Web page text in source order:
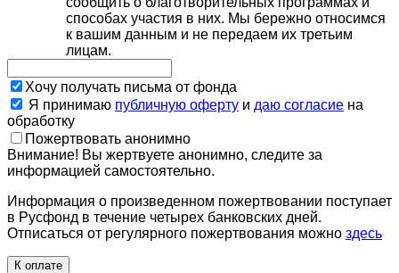
способах участия в них. Мы бережно относимся
к вашим данным и не передаем их третьим
лицам.
Хочу получать письма от фонда
Я принимаю публичную оферту и даю согласие на
обработку
Пожертвовать анонимно
Внимание! Вы жертвуете анонимно, следите за
информацией самостоятельно.
Информация о произведенном пожертвовании поступает
в Русфонд в течение четырех банковских дней.
Отписаться от регулярного пожертвования можно здесь
К оплате